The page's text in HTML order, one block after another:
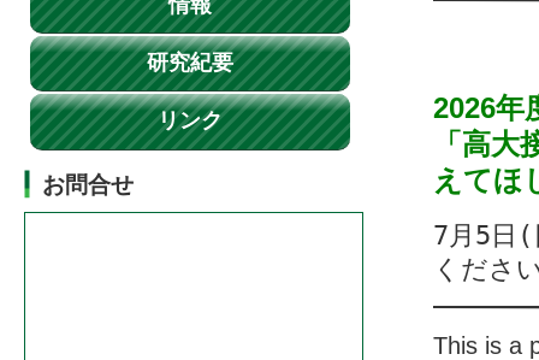
研究紀要
リンク
お問合せ
2026年
「高
えてほ
7月5日(
くださ
This is a